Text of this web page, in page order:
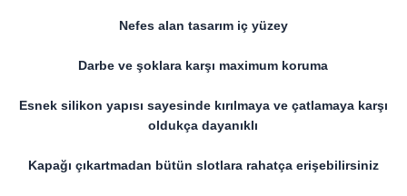
Nefes alan tasarım iç yüzey
Darbe ve şoklara karşı maximum koruma
Esnek silikon yapısı sayesinde kırılmaya ve çatlamaya karşı
oldukça dayanıklı
Kapağı çıkartmadan bütün slotlara rahatça erişebilirsiniz